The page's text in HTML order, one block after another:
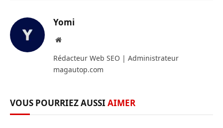
Yomi
Site
Rédacteur Web SEO | Administrateur
magautop.com
VOUS POURRIEZ AUSSI AIMER